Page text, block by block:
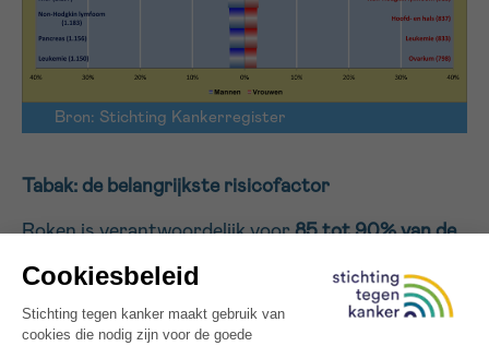
Bron: Stichting Kankerregister
Tabak: de belangrijkste risicofactor
Roken is verantwoordelijk voor85 tot 90% van de
zet zich actief in voor
rookpreventie, onder meer
via sensibiliseringscampagnes en via Tabakstop,
een gratis dienst die mensen helpt om te stoppen